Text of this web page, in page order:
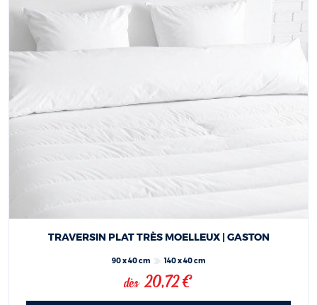
TRAVERSIN PLAT TRÈS MOELLEUX | GASTON
90 x 40 cm 140 x 40 cm
dès 20,72 €